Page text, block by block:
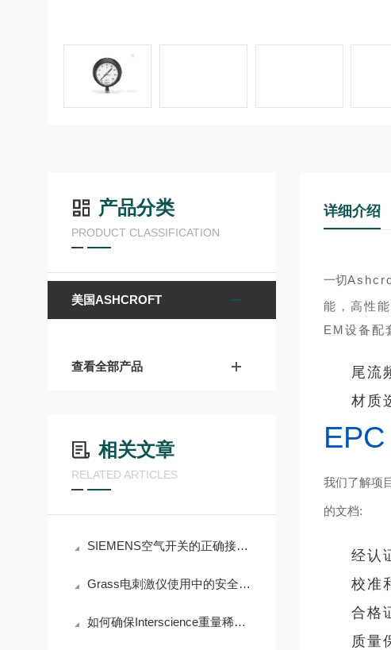
产品分类
PRODUCT CLASSIFICATION
美国ASHCROFT
查看全部产品
相关文章
RELATED ARTICLES
SIEMENS空气开关的正确接线方法与注意事项
Grass电刺激仪使用中的安全注意事项
如何确保Interscience重量稀释器的精确度
详细介绍
一切
能，高性
EM设备配
尾流
材质
我们了解项
的文档:
经认
校准
合格
质量